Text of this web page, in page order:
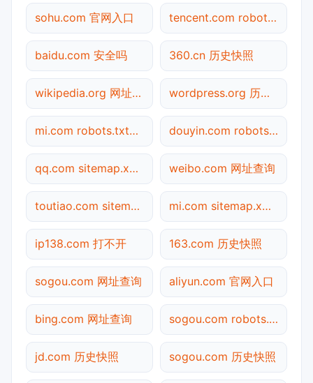
sohu.com 官网入口 tencent.com robots.txt检测
baidu.com 安全吗 360.cn 历史快照
wikipedia.org 网址查询 wordpress.org 历史快照
mi.com robots.txt检测 douyin.com robots.txt检测
qq.com sitemap.xml检测 weibo.com 网址查询
toutiao.com sitemap.xml检测 mi.com sitemap.xml检测
ip138.com 打不开 163.com 历史快照
sogou.com 网址查询 aliyun.com 官网入口
bing.com 网址查询 sogou.com robots.txt检测
jd.com 历史快照 sogou.com 历史快照